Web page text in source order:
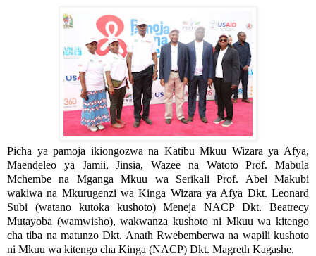
Picha ya pamoja ikiongozwa na Katibu Mkuu Wizara ya Afya,
Maendeleo ya Jamii, Jinsia, Wazee na Watoto Prof. Mabula
Mchembe na Mganga Mkuu wa Serikali Prof. Abel Makubi
wakiwa na Mkurugenzi wa Kinga Wizara ya Afya Dkt. Leonard
Subi (watano kutoka kushoto) Meneja NACP Dkt. Beatrecy
Mutayoba (wamwisho), wakwanza kushoto ni Mkuu wa kitengo
cha tiba na matunzo Dkt. Anath Rwebemberwa na wapili kushoto
ni Mkuu wa kitengo cha Kinga (NACP) Dkt. Magreth Kagashe.